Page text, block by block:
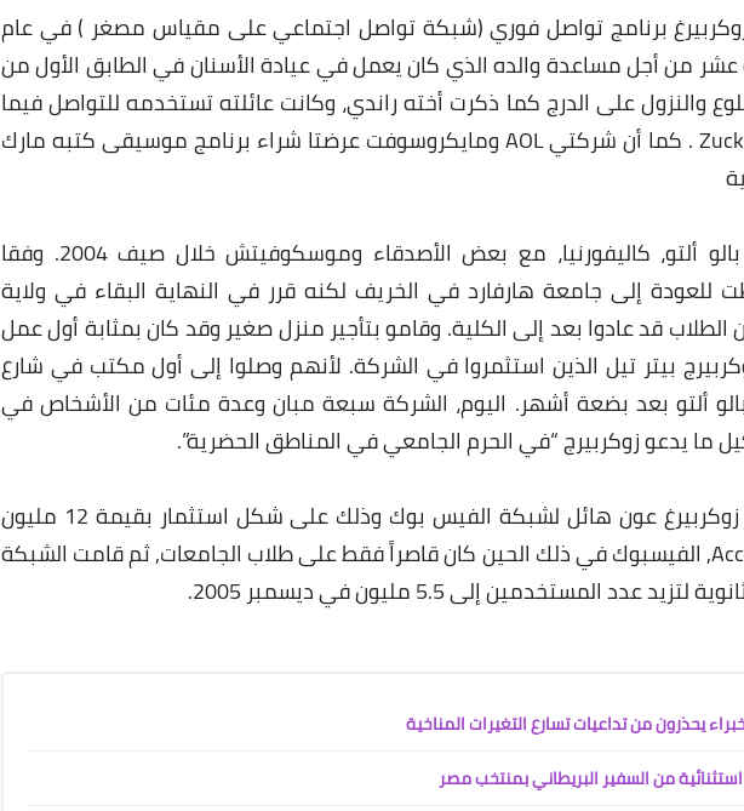
مارك زوكربيرغ برنامج تواصل فوري (شبكة تواصل اجتماعي على مقياس مصغر ) في عام
عشر من أجل مساعدة والده الذي كان يعمل في عيادة الأسنان في الطابق الأول من
والنزول على الدرج كما ذكرت أخته راندي، وكانت عائلته تستخدمه للتواصل فيما
بينهم ويدعى البرنامج ZuckNet . كما أن شركتي AOL ومايكروسوفت عرضتا شراء برنامج موسيقى كتبه مارك
انتقل مارك زوكربيرغ إلى بالو ألتو، كاليفورنيا، مع بعض الأصدقاء وموسكوفيتش خلال صيف 2004. وفقا
للعودة إلى جامعة هارفارد في الخريف لكنه قرر في النهاية البقاء في ولاية
الطلاب قد عادوا بعد إلى الكلية. وقامو بتأجير منزل صغير وقد كان بمثابة أول عمل
بيتر تيل الذين استثمروا في الشركة. لأنهم وصلوا إلى أول مكتب في شارع
ألتو بعد بضعة أشهر. اليوم، الشركة سبعة مبان وعدة مئات من الأشخاص في
ما يدعو زوكربيرج “في الحرم الجامعي في المناطق الحضرية”.
في عام 2005, تلقى مارك زوكربيرغ عون هائل لشبكة الفيس بوك وذلك على شكل استثمار بقيمة 12 مليون
دولار من شركة Accel Partners, الفيسبوك في ذلك الحين كان قاصراً فقط على طلاب الجامعات, ثم قامت الشبكة
المستخدمين إلى 5.5 مليون في ديسمبر 2005.
يحذرون من تداعيات تسارع التغيرات المناخية
من السفير البريطاني بمنتخب مصر